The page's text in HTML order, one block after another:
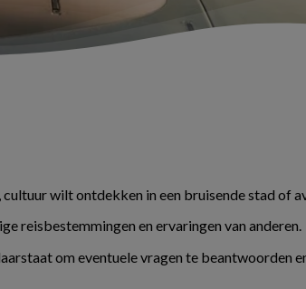
wilt ontdekken in een bruisende stad of
reisbestemmingen en ervaringen van anderen.
om eventuele vragen te beantwoorden